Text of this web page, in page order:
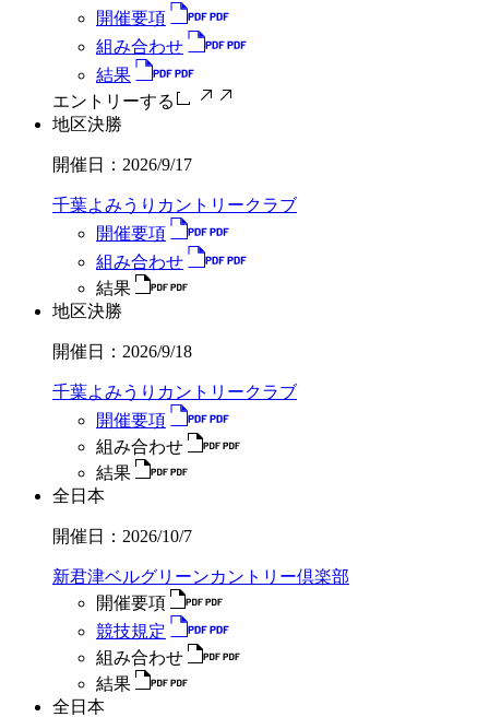
開催要項
組み合わせ
結果
エントリーする
地区決勝
開催日： 2026/9/17
千葉よみうりカントリークラブ
開催要項
組み合わせ
結果
地区決勝
開催日： 2026/9/18
千葉よみうりカントリークラブ
開催要項
組み合わせ
結果
全日本
開催日： 2026/10/7
新君津ベルグリーンカントリー倶楽部
開催要項
競技規定
組み合わせ
結果
全日本